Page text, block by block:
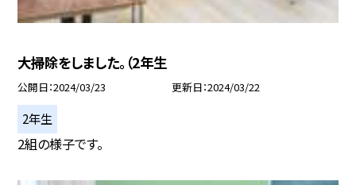
大掃除をしました。（2年生
公開日 2024/03/23 更新日 2024/03/22
2年生
2組の様子です。